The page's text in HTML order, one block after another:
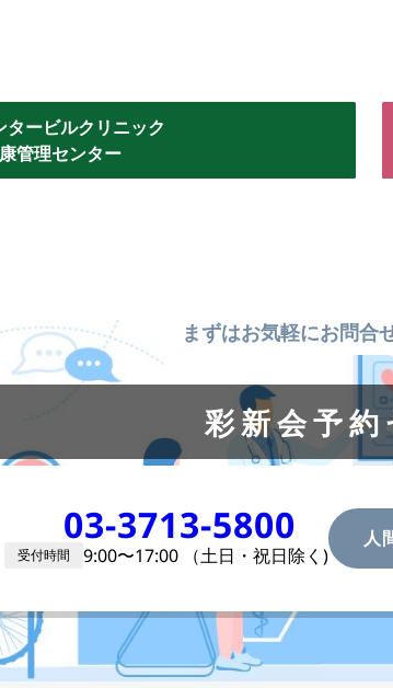
タービルクリニック
管理センター
まずはお気軽にお問合
彩新会予
03-3713-5800
受付時間 9:00〜17:00 （土日・祝日除く)
人